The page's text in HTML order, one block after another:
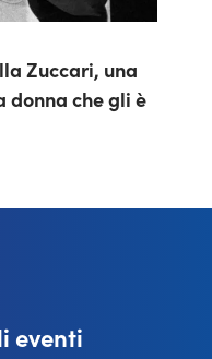
Zuccari, una
donna che gli è
eventi